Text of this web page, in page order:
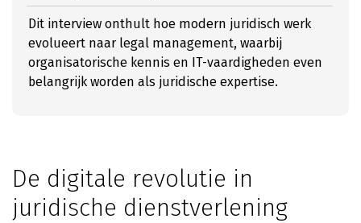
Dit interview onthult hoe modern juridisch werk
evolueert naar legal management, waarbij
organisatorische kennis en IT-vaardigheden even
belangrijk worden als juridische expertise.
De digitale revolutie in
juridische dienstverlening